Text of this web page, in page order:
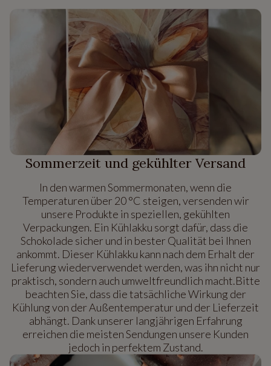
Sommerzeit und gekühlter Versand
In den warmen Sommermonaten, wenn die
Temperaturen über 20 °C steigen, versenden wir
unsere Produkte in speziellen, gekühlten
Verpackungen. Ein Kühlakku sorgt dafür, dass die
Schokolade sicher und in bester Qualität bei Ihnen
ankommt. Dieser Kühlakku kann nach dem Erhalt der
Lieferung wiederverwendet werden, was ihn nicht nur
praktisch, sondern auch umweltfreundlich macht.Bitte
beachten Sie, dass die tatsächliche Wirkung der
Kühlung von der Außentemperatur und der Lieferzeit
abhängt. Dank unserer langjährigen Erfahrung
erreichen die meisten Sendungen unsere Kunden
jedoch in perfektem Zustand.